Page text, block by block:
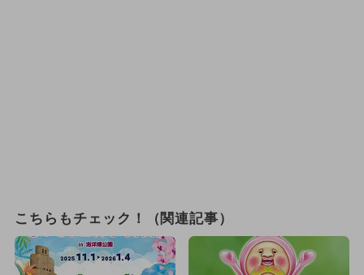
こちらもチェック！（関連記事）